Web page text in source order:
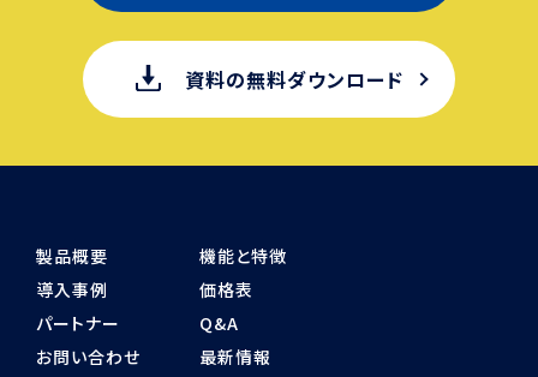
資料の無料ダウンロード
製品概要
機能と特徴
導入事例
価格表
パートナー
Q&A
お問い合わせ
最新情報